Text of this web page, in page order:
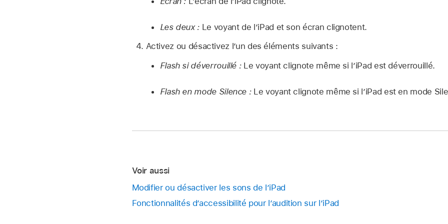
Les deux : Le voyant de l’iPad et son écran clignotent.
Activez ou désactivez l’un des éléments suivants :
Flash si déverrouillé :Le voyant clignote même si l’iPad est déverrouillé.
Flash en mode Silence :Le voyant clignote même si l’iPad est en mode
Voir aussi
Modifier ou désactiver les sons de l’iPad
Fonctionnalités d’accessibilité pour l’audition sur l’iPad